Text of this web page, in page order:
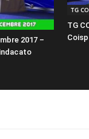
2017 –
TG
TG